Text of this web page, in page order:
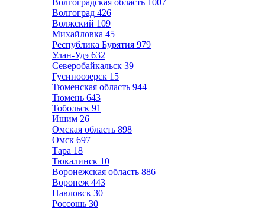
Волгоградская область 1007
Волгоград 426
Волжский 109
Михайловка 45
Республика Бурятия 979
Улан-Удэ 632
Северобайкальск 39
Гусиноозерск 15
Тюменская область 944
Тюмень 643
Тобольск 91
Ишим 26
Омская область 898
Омск 697
Тара 18
Тюкалинск 10
Воронежская область 886
Воронеж 443
Павловск 30
Россошь 30